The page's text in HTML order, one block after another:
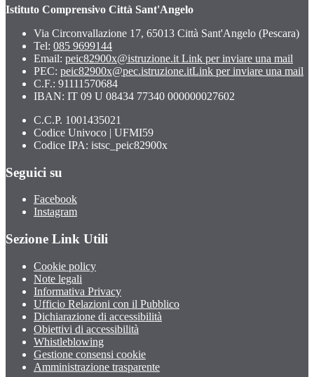
Istituto Comprensivo Città Sant'Angelo
Via Circonvallazione 17, 65013 Città Sant'Angelo (Pescara)
Tel: 085 9699144
Email: peic82900x@istruzione.it Link per inviare una mail
PEC: peic82900x@pec.istruzione.itLink per inviare una mail
C.F.: 91111570684
IBAN: IT 09 U 08434 77340 000000027602
C.C.P. 1001435021
Codice Univoco | UFMI59
Codice IPA: istsc_peic82900x
Seguici su
Facebook
Instagram
Sezione Link Utili
Cookie policy
Note legali
Informativa Privacy
Ufficio Relazioni con il Pubblico
Dichiarazione di accessibilità
Obiettivi di accessibilità
Whistleblowing
Gestione consensi cookie
Amministrazione trasparente